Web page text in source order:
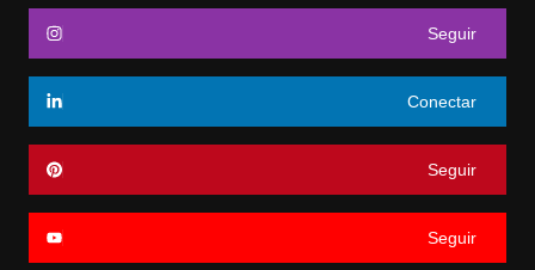
Seguir
Conectar
Seguir
Seguir